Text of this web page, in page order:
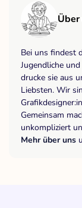
Bei uns findest
Jugendliche
drucke sie aus
Liebsten. Wir
Gemeinsam
unkompliziert
Mehr über uns